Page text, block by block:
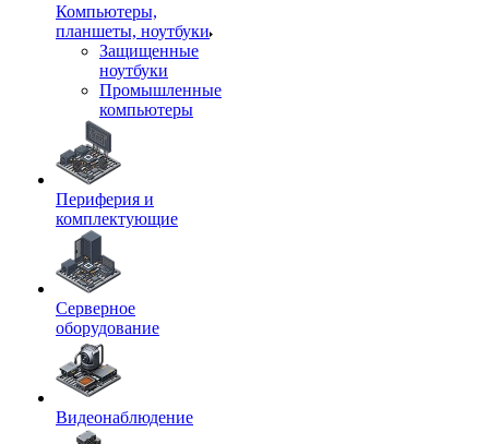
Компьютеры,
планшеты, ноутбуки
Защищенные
ноутбуки
Промышленные
компьютеры
Периферия и
комплектующие
Серверное
оборудование
Видеонаблюдение